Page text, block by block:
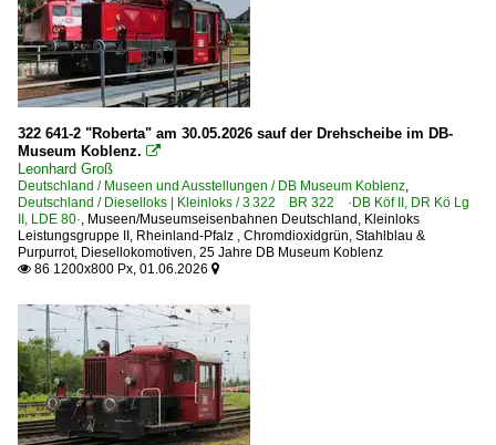
Galerien
2011 10 Jahre DB Museum Koblenz
2024 Lokschuppenfest Hanau
2024 Sommerfest DB Museum Koblenz
2024 Tag der Schiene
2025 Lokschuppenfest Hanau
Ausgediente Fahrzeuge und Bahnanlagen
E10 1239 - Rückkehr einer Legende
Momentaufnahmen
Sonderzüge und Sonderfahrten
TEE- und Rheingold-Züge
Touristik-Zug
Gasturbinentriebzüge
322 641-2 "Roberta" am 30.05.2026 sauf der Drehscheibe im DB-
Museum Koblenz. 
Leonhard Groß
Deutschland / Museen und Ausstellungen / DB Museum Koblenz,
Deutschland / Dieselloks | Kleinloks / 3 322 BR 322 ·DB Köf II, DR Kö Lg
II, LDE 80·, Museen/Museumseisenbahnen Deutschland , Kleinloks
Leistungsgruppe II , Rheinland-Pfalz , Chromdioxidgrün, Stahlblau &
Purpurrot, Diesellokomotiven, 25 Jahre DB Museum Koblenz
 86 1200x800 Px, 01.06.2026 